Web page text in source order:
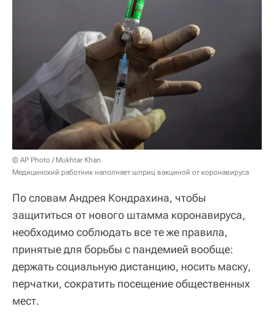
© AP Photo / Mukhtar Khan
Медицинский работник наполняет шприц вакциной от коронавируса
По словам Андрея Кондрахина, чтобы
защититься от нового штамма коронавируса,
необходимо соблюдать все те же правила,
принятые для борьбы с пандемией вообще:
держать социальную дистанцию, носить маску,
перчатки, сократить посещение общественных
мест.